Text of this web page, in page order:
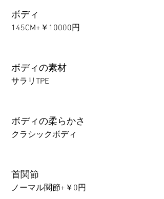
ボディ
145CM+￥10000円
ボディの素材
サラリTPE
ボディの柔らかさ
クラシックボディ
首関節
ノーマル関節+￥0円